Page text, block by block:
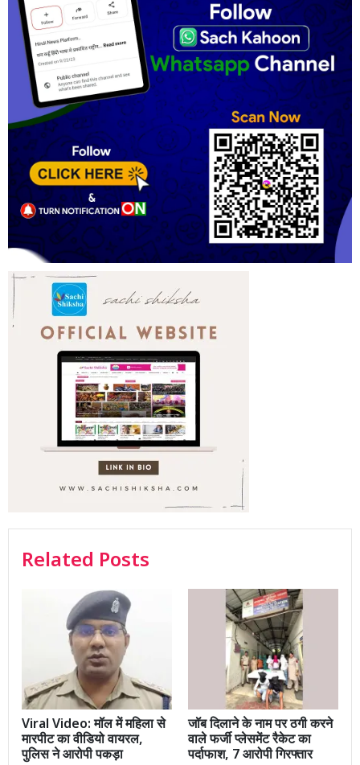
Related Posts
Viral Video: मॉल में महिला से
मारपीट का वीडियो वायरल,
पुलिस ने आरोपी पकड़ा
जॉब दिलाने के नाम पर ठगी करने
वाले फर्जी प्लेसमेंट रैकेट का
पर्दाफाश, 7 आरोपी गिरफ्तार